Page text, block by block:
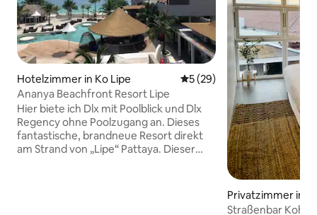
Hotelzimmer in Ko Lipe Durchschnittliche
5 (29)
Ananya Beachfront Resort Lipe
Hier biete ich Dlx mit Poolblick und Dlx
Regency ohne Poolzugang an. Dieses
fantastische, brandneue Resort direkt
am Strand von „Lipe“ Pattaya. Dieser
Privatzimmer in
Straßenbar Koh